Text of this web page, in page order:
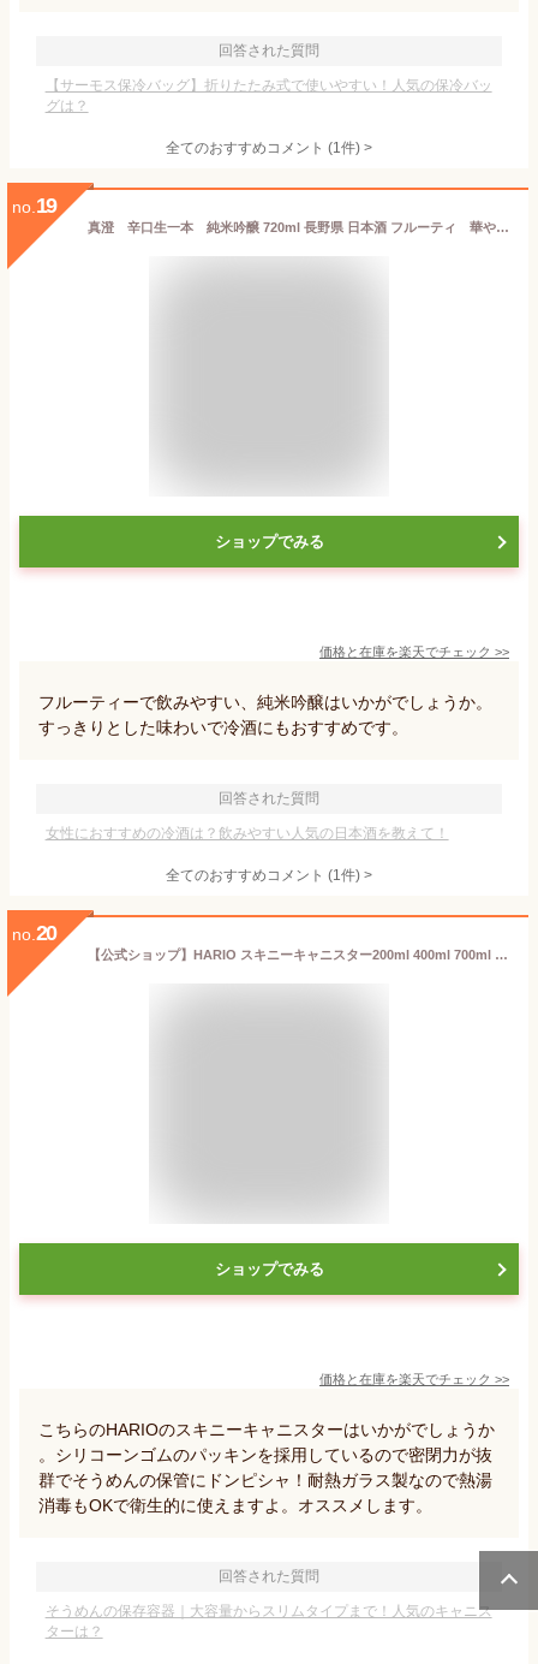
回答された質問
【サーモス保冷バッグ】折りたたみ式で使いやすい！人気の保冷バッ
グは？
全てのおすすめコメント (1件) >
no. 19
真澄 辛口生一本 純米吟醸 720ml 長野県 日本酒 フルーティ 華やか 飲みやすい 信州 ベストセラー すっきり お酒 甘口 ギフト 美味しいお酒 冷酒 一升瓶 冬 お歳暮 御歳暮 おせいぼ 冬ギフト お取り寄せ 特産品 お土産 贈り物 プレゼント 贈答品 バレンタイン
ショップでみる
価格と在庫を楽天でチェック >>
フルーティーで飲みやすい、純米吟醸はいかがでしょうか。
すっきりとした味わいで冷酒にもおすすめです。
回答された質問
女性におすすめの冷酒は？飲みやすい人気の日本酒を教えて！
全てのおすすめコメント (1件) >
no. 20
【公式ショップ】HARIO スキニーキャニスター200ml 400ml 700ml HARIO ハリオ 保存容器 きれい そうめん ガラス 耐熱ガラス スリム 冷蔵庫ポケット 収納 SCN
ショップでみる
価格と在庫を楽天でチェック >>
こちらのHARIOのスキニーキャニスターはいかがでしょうか
。シリコーンゴムのパッキンを採用しているので密閉力が抜
群でそうめんの保管にドンピシャ！耐熱ガラス製なので熱湯
消毒もOKで衛生的に使えますよ。オススメします。
回答された質問
そうめんの保存容器｜大容量からスリムタイプまで！人気のキャニス
ターは？